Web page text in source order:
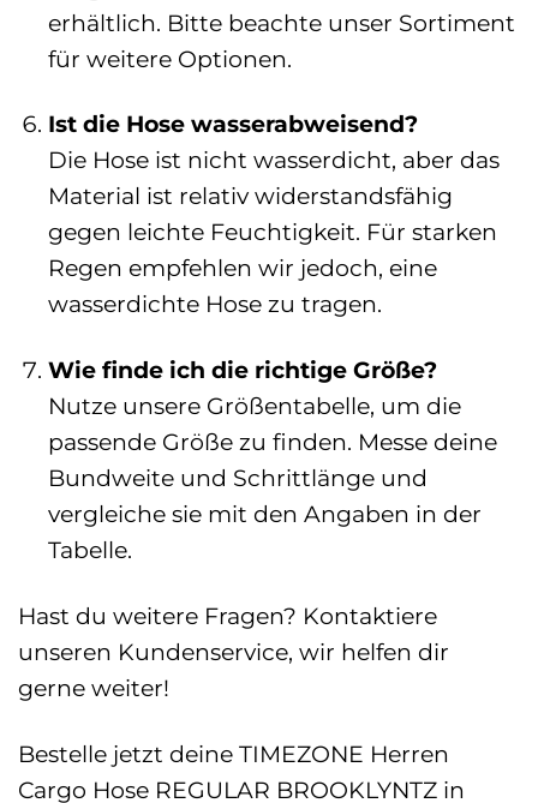
erhältlich. Bitte beachte unser Sortiment
für weitere Optionen.
Ist die Hose wasserabweisend?
Die Hose ist nicht wasserdicht, aber das
Material ist relativ widerstandsfähig
gegen leichte Feuchtigkeit. Für starken
Regen empfehlen wir jedoch, eine
wasserdichte Hose zu tragen.
Wie finde ich die richtige Größe?
Nutze unsere Größentabelle, um die
passende Größe zu finden. Messe deine
Bundweite und Schrittlänge und
vergleiche sie mit den Angaben in der
Tabelle.
Hast du weitere Fragen? Kontaktiere
unseren Kundenservice, wir helfen dir
gerne weiter!
Bestelle jetzt deine TIMEZONE Herren
Cargo Hose REGULAR BROOKLYNTZ in